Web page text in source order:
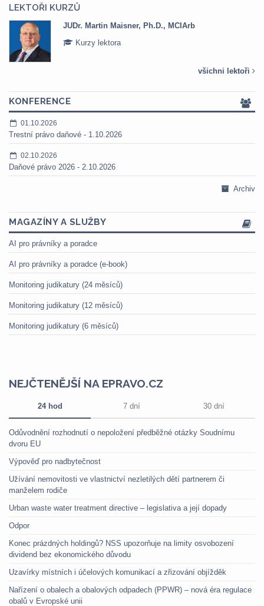
LEKTOŘI KURZŮ
JUDr. Martin Maisner, Ph.D., MCIArb
Kurzy lektora
všichni lektoři
KONFERENCE
01.10.2026
Trestní právo daňové - 1.10.2026
02.10.2026
Daňové právo 2026 - 2.10.2026
Archiv
MAGAZÍNY A SLUŽBY
AI pro právníky a poradce
AI pro právníky a poradce (e-book)
Monitoring judikatury (24 měsíců)
Monitoring judikatury (12 měsíců)
Monitoring judikatury (6 měsíců)
NEJČTENĚJŠÍ NA EPRAVO.CZ
24 hod 7 dní 30 dní
Odůvodnění rozhodnutí o nepoložení předběžné otázky Soudnímu
dvoru EU
Výpověď pro nadbytečnost
Užívání nemovitosti ve vlastnictví nezletilých dětí partnerem či
manželem rodiče
Urban waste water treatment directive – legislativa a její dopady
Odpor
Konec prázdných holdingů? NSS upozorňuje na limity osvobození
dividend bez ekonomického důvodu
Uzavírky místních i účelových komunikací a zřizování objížděk
Nařízení o obalech a obalových odpadech (PPWR) – nová éra regulace
obalů v Evropské unii